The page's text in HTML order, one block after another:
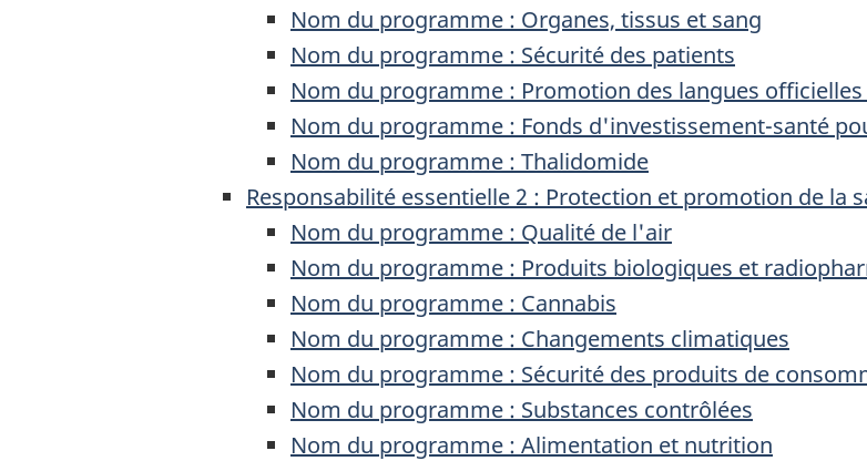
Nom du programme : Organes, tissus et sang
Nom du programme : Sécurité des patients
Nom du programme : Promotion des langues
Nom du programme : Fonds d'investissement-santé
Nom du programme : Thalidomide
Responsabilité essentielle 2 : Protection et promotion de la
Nom du programme : Qualité de l'air
Nom du programme : Produits biologiques et
Nom du programme : Cannabis
Nom du programme : Changements climatiques
Nom du programme : Sécurité des produits de
Nom du programme : Substances contrôlées
Nom du programme : Alimentation et nutrition